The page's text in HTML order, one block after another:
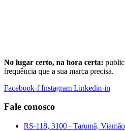
No lugar certo, na hora certa:
frequência que a sua marca precisa.
Facebook-f Instagram Linkedin-in
Fale conosco
RS-118, 3100 - Tarumã,